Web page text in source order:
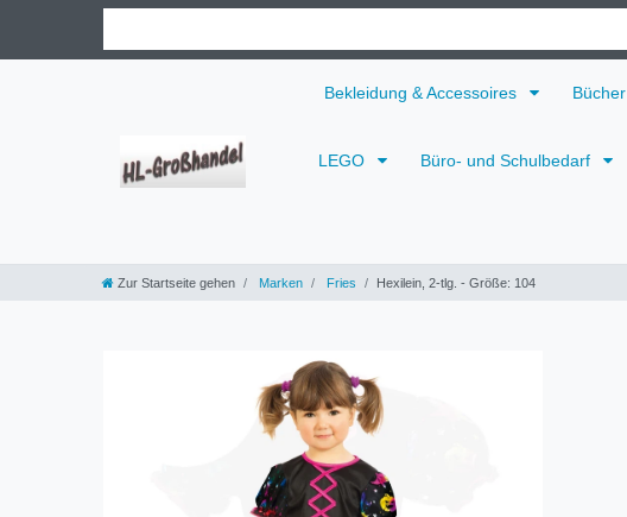
Bekleidung & Accessoires Bücher
LEGO Büro- und Schulbedarf
Zur Startseite gehen Marken Fries Hexilein, 2-tlg. - Größe: 104